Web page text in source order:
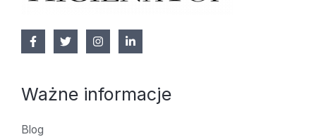
Ważne informacje
Blog